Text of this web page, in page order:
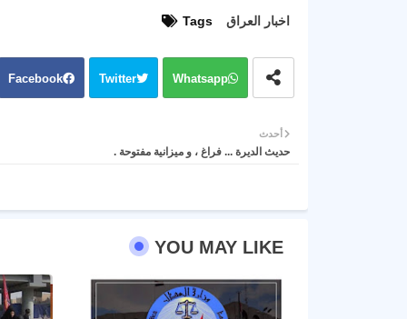
Tags اخبار العراق
Facebook Twitter Whatsapp
أحدث
حديث الديرة ... فراغ ، و ميزانية مفتوحة .
YOU MAY LIKE